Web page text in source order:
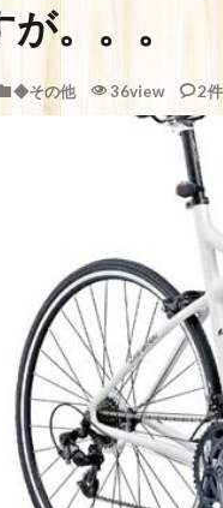
。。。
◆その他 36view 2件